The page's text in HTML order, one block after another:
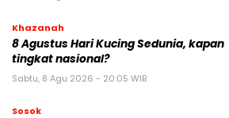
Khazanah
8 Agustus Hari Kucing Sedunia, kapan
tingkat nasional?
Sabtu, 8 Agu 2026 - 20:05 WIB
Sosok